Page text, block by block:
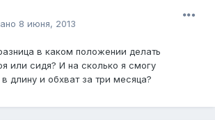
8 июня, 2013
в каком положении делать
или сидя? И на сколько я смогу
длину и обхват за три месяца?